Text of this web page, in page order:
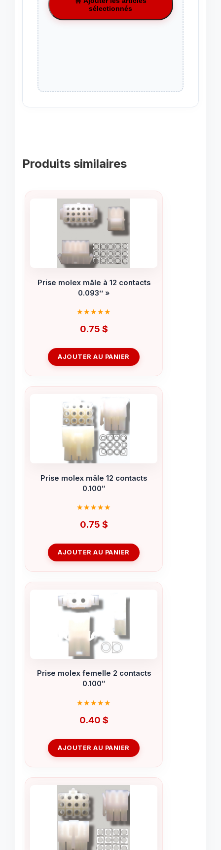
sélectionnés
Produits similaires
Prise molex mâle à 12 contacts
0.093’’ »
0.75 $
AJOUTER AU PANIER
Prise molex mâle 12 contacts
0.100″
0.75 $
AJOUTER AU PANIER
Prise molex femelle 2 contacts
0.100″
0.40 $
AJOUTER AU PANIER